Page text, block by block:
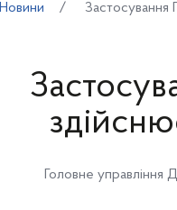
Новини Застосування
Головне управління